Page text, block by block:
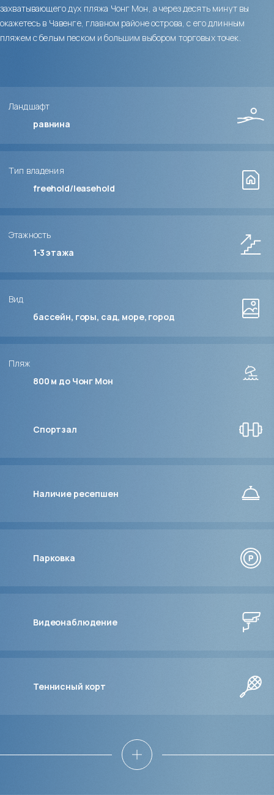
захватывающего дух пляжа Чонг Мон, а через десять минут вы
окажетесь в Чавенге, главном районе острова, с его длинным
пляжем с белым песком и большим выбором торговых точек.
Ландшафт
равнина
Тип владения
freehold/leasehold
Этажность
1-3этажа
Вид
бассейн, горы, сад, море, город
Пляж
800 м до Чонг Мон
Спортзал
Наличие ресепшен
Парковка
Видеонаблюдение
Теннисный корт